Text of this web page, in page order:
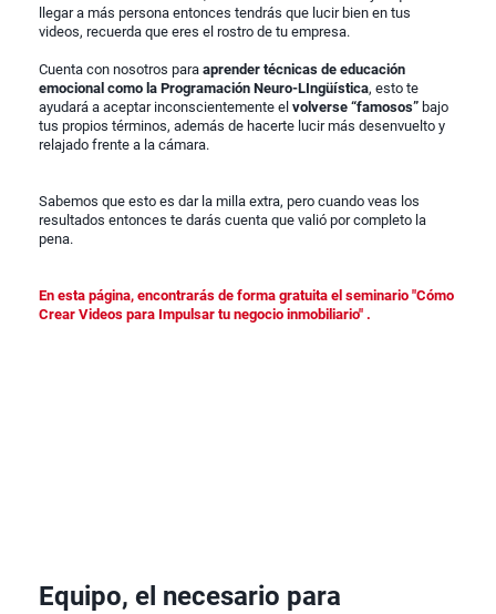
llegar a más persona entonces tendrás que lucir bien en tus
videos, recuerda que eres el rostro de tu empresa.
Cuenta con nosotros para aprender técnicas de educación
emocional como la Programación Neuro-LIngüística, esto te
ayudará a aceptar inconscientemente el volverse “famosos” bajo
tus propios términos, además de hacerte lucir más desenvuelto y
relajado frente a la cámara.
Sabemos que esto es dar la milla extra, pero cuando veas los
resultados entonces te darás cuenta que valió por completo la
pena.
En esta página, encontrarás de forma gratuita el seminario "Cómo
Crear Videos para Impulsar tu negocio inmobiliario" .
Equipo, el necesario para